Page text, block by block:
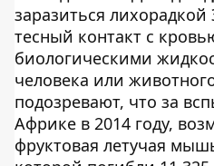
заразиться лихорадкой
тесный контакт с
биологическими
человека или
подозревают, что за
Африке в 2014 году,
фруктовая летучая